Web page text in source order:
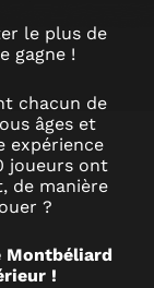
le plus de
gagne !
chacun de
âges et
expérience
joueurs ont
de manière
?
Montbéliard
!